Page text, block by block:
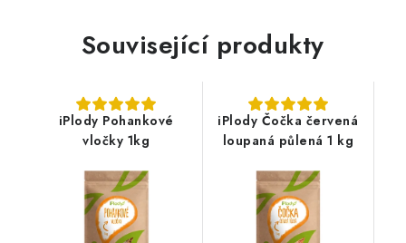
Související produkty
iPlody Pohankové
vločky 1kg
iPlody Čočka červená
loupaná půlená 1 kg